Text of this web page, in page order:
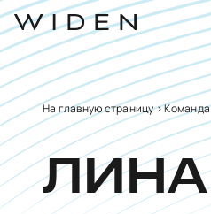
На главную страницу>Команда
ЛИНА